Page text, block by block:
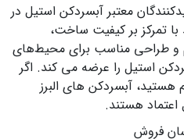
معتبر آبسردکن استیل در
تمرکز بر کیفیت ساخت،
و طراحی مناسب برای محیط‌های
استیل را عرضه می‌ کند. اگر
هستید، آبسردکن‌ های البرز
اعتماد هستند.
فروش